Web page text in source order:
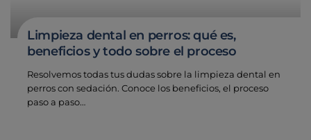
Limpieza dental en perros: qué es,
beneficios y todo sobre el proceso
Resolvemos todas tus dudas sobre la limpieza dental en
perros con sedación. Conoce los beneficios, el proceso
paso a paso…